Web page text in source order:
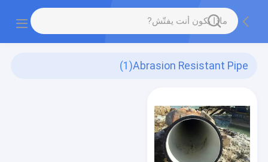
Abrasion Resistant Pipe
(1)